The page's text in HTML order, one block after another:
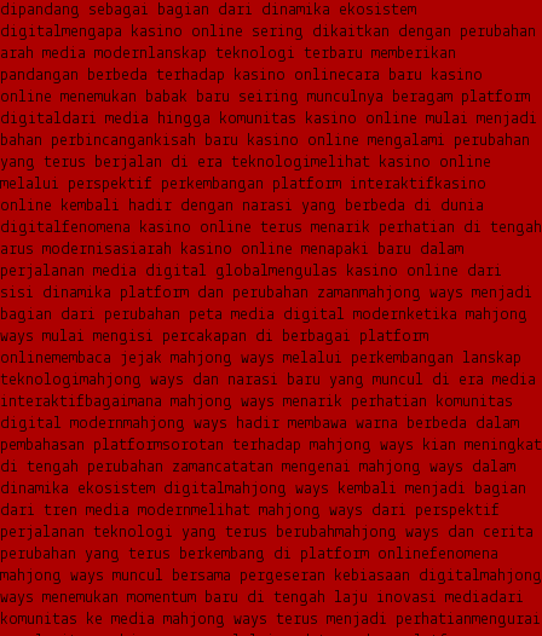
dipandang sebagai bagian dari dinamika ekosistem
digitalmengapa kasino online sering dikaitkan dengan perubahan
arah media modernlanskap teknologi terbaru memberikan
pandangan berbeda terhadap kasino onlinecara baru kasino
online menemukan babak baru seiring munculnya beragam platform
digitaldari media hingga komunitas kasino online mulai menjadi
bahan perbincangankisah baru kasino online mengalami perubahan
yang terus berjalan di era teknologimelihat kasino online
melalui perspektif perkembangan platform interaktifkasino
online kembali hadir dengan narasi yang berbeda di dunia
digitalfenomena kasino online terus menarik perhatian di tengah
arus modernisasiarah kasino online menapaki baru dalam
perjalanan media digital globalmengulas kasino online dari
sisi dinamika platform dan perubahan zamanmahjong ways menjadi
bagian dari perubahan peta media digital modernketika mahjong
ways mulai mengisi percakapan di berbagai platform
onlinemembaca jejak mahjong ways melalui perkembangan lanskap
teknologimahjong ways dan narasi baru yang muncul di era media
interaktifbagaimana mahjong ways menarik perhatian komunitas
digital modernmahjong ways hadir membawa warna berbeda dalam
pembahasan platformsorotan terhadap mahjong ways kian meningkat
di tengah perubahan zamancatatan mengenai mahjong ways dalam
dinamika ekosistem digitalmahjong ways kembali menjadi bagian
dari tren media modernmelihat mahjong ways dari perspektif
perjalanan teknologi yang terus berubahmahjong ways dan cerita
perubahan yang terus berkembang di platform onlinefenomena
mahjong ways muncul bersama pergeseran kebiasaan digitalmahjong
ways menemukan momentum baru di tengah laju inovasi mediadari
komunitas ke media mahjong ways terus menjadi perhatianmengurai